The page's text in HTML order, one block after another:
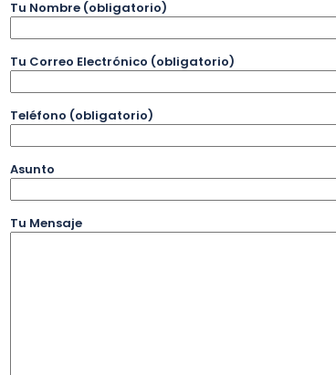
Tu Nombre (obligatorio)
Tu Correo Electrónico (obligatorio)
Teléfono (obligatorio)
Asunto
Tu Mensaje